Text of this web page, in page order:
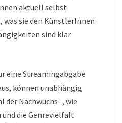
aktuell selbst
was sie den KünstlerInnen
sind klar
eine Streamingabgabe
können unabhängig
der Nachwuchs- , wie
die Genrevielfalt